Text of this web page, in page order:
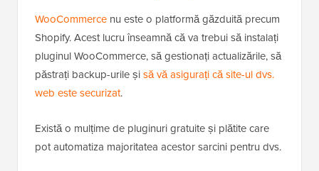
WooCommerce nu este o platformă găzduită precum
Shopify. Acest lucru înseamnă că va trebui să instalați
pluginul WooCommerce, să gestionați actualizările, să
păstrați backup-urile șisă vă asigurați că site-ul dvs.
web este securizat.
Există o mulțime de pluginuri gratuite și plătite care
pot automatiza majoritatea acestor sarcini pentru dvs.